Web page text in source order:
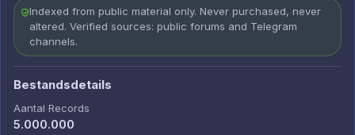
Indexed from public material only. Never purchased, never
altered. Verified sources: public forums and Telegram
channels.
Bestandsdetails
Aantal Records
5.000.000